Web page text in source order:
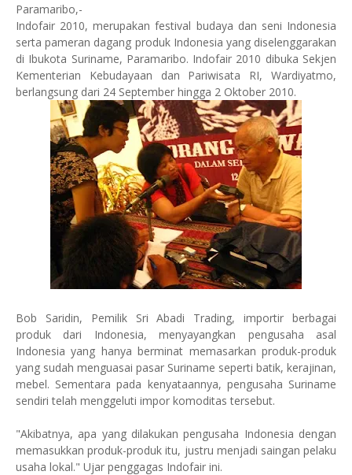
Paramaribo,-
Indofair 2010, merupakan festival budaya dan seni Indonesia
serta pameran dagang produk Indonesia yang diselenggarakan
di Ibukota Suriname, Paramaribo. Indofair 2010 dibuka Sekjen
Kementerian Kebudayaan dan Pariwisata RI, Wardiyatmo,
berlangsung dari 24 September hingga 2 Oktober 2010.
Bob Saridin, Pemilik Sri Abadi Trading, importir berbagai
produk dari Indonesia, menyayangkan pengusaha asal
Indonesia yang hanya berminat memasarkan produk-produk
yang sudah menguasai pasar Suriname seperti batik, kerajinan,
mebel. Sementara pada kenyataannya, pengusaha Suriname
sendiri telah menggeluti impor komoditas tersebut.
"Akibatnya, apa yang dilakukan pengusaha Indonesia dengan
memasukkan produk-produk itu, justru menjadi saingan pelaku
usaha lokal." Ujar penggagas Indofair ini.